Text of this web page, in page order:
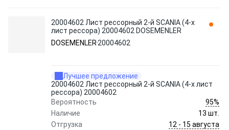
20004602 Лист рессорный 2-й SCANIA (4-х
лист рессора) 20004602 DOSEMENLER
DOSEMENLER 20004602
Лучшее предложение
20004602 Лист рессорный 2-й SCANIA (4-х лист
рессора) 20004602
Вероятность
95%
Наличие
13 шт.
Отгрузка
12 - 15 августа